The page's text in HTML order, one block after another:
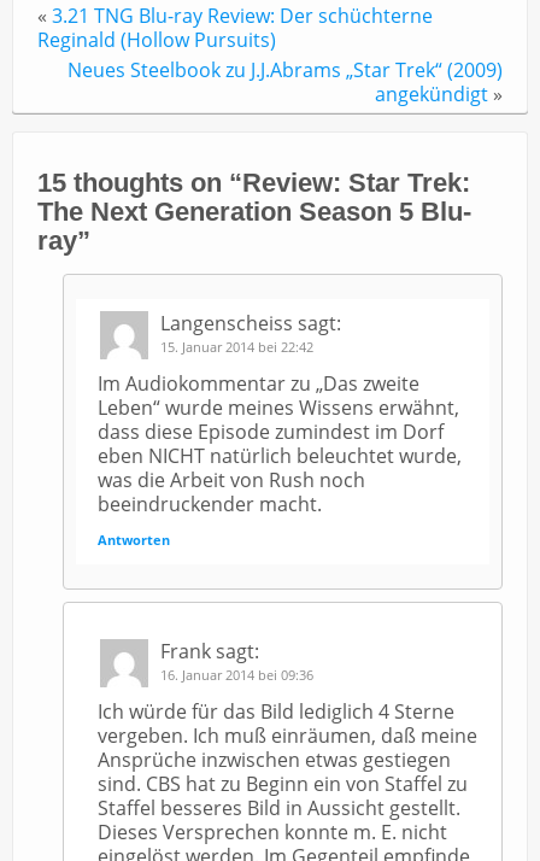
« 3.21 TNG Blu-ray Review: Der schüchterne
Reginald (Hollow Pursuits)
Neues Steelbook zu J.J.Abrams „Star Trek“ (2009)
angekündigt »
15 thoughts on “Review: Star Trek:
The Next Generation Season 5 Blu-
ray”
Langenscheiss sagt:
15. Januar 2014 bei 22:42
Im Audiokommentar zu „Das zweite
Leben“ wurde meines Wissens erwähnt,
dass diese Episode zumindest im Dorf
eben NICHT natürlich beleuchtet wurde,
was die Arbeit von Rush noch
beeindruckender macht.
Antworten
Frank sagt:
16. Januar 2014 bei 09:36
Ich würde für das Bild lediglich 4 Sterne
vergeben. Ich muß einräumen, daß meine
Ansprüche inzwischen etwas gestiegen
sind. CBS hat zu Beginn ein von Staffel zu
Staffel besseres Bild in Aussicht gestellt.
Dieses Versprechen konnte m. E. nicht
eingelöst werden. Im Gegenteil empfinde